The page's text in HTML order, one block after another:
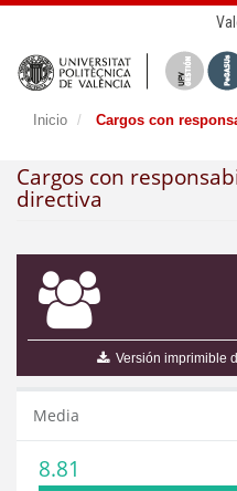
Inicio Cargos con
Cargos con
directiva
Versión imprimible
Media
8.81